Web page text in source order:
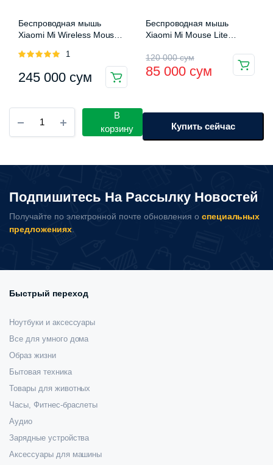
Беспроводная мышь
Xiaomi Mi Wireless Mouse 3
Оценка
1
245 000 сум
Этот
несколько
на
странице
товара.
Беспроводная мышь
Xiaomi Mi Mouse Lite
120 000сум
Первоначальная
цена
000 сум.
85 000 сум
Текущая
цена:
мышка
Xiaomi
2
(XMWXSB02YM)
количество
В
корзину
Купить сейчас
Подпишитесь На Рассылку Новостей
Получайте по электронной почте обновления о специальных
предложениях.
Быстрый переход
Ноутбуки и аксессуары
Все для умного дома
Образ жизни
Бытовая техника
Товары для животных
Часы, Фитнес-браслеты
Аудио
Зарядные устройства
Аксессуары для машины